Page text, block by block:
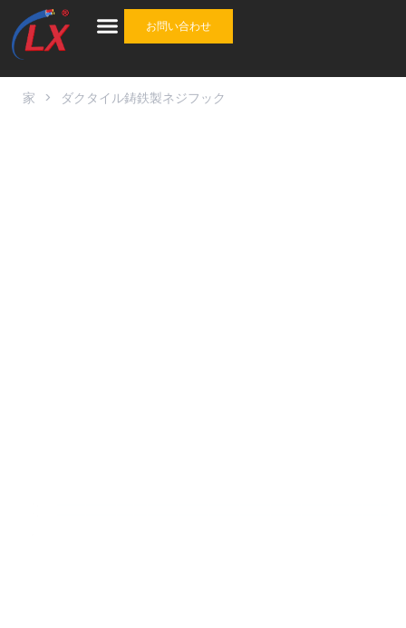
お問い合わせ
家 > ダクタイル鋳鉄製ネジフック